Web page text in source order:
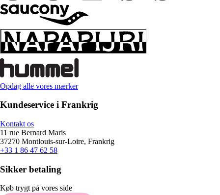
Opdag alle vores mærker
Kundeservice i Frankrig
Kontakt os
11 rue Bernard Maris
37270 Montlouis-sur-Loire, Frankrig
+33 1 86 47 62 58
Sikker betaling
Køb trygt på vores side